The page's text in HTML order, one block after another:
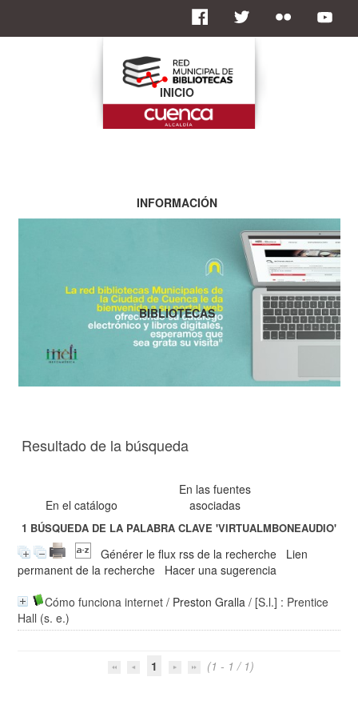
Resultado de la búsqueda
En el catálogo
En las fuentes
asociadas
1 BÚSQUEDA DE LA PALABRA CLAVE'VIRTUALMBONEAUDIO'
Générer le flux rss de la recherche
Lien
permanent de la recherche
Hacer una sugerencia
Cómo funciona internet / Preston Gralla / [S.l.] : Prentice
Hall (s. e.)
1 (1 - 1 / 1)
INICIO
INFORMACIÓN
BIBLIOTECAS